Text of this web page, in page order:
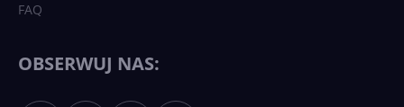
FAQ
OBSERWUJ NAS: